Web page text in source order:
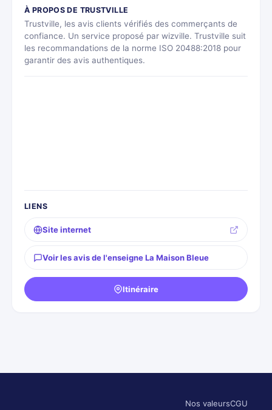
À PROPOS DE TRUSTVILLE
Trustville, les avis clients vérifiés des commerçants de
confiance. Un service proposé par wizville. Trustville suit
les recommandations de la norme ISO 20488:2018 pour
garantir des avis authentiques.
LIENS
Site internet
Voir les avis de l'enseigne La Maison Bleue
Itinéraire
Nos valeursCGU